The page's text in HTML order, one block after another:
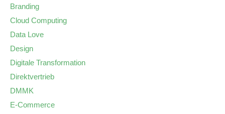
Branding
Cloud Computing
Data Love
Design
Digitale Transformation
Direktvertrieb
DMMK
E-Commerce